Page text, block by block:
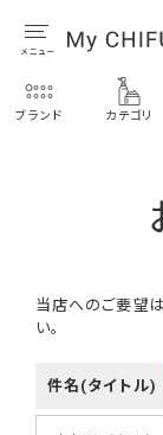
ブランド カテゴリ
当店へのご要望
い。
件名(タイトル)